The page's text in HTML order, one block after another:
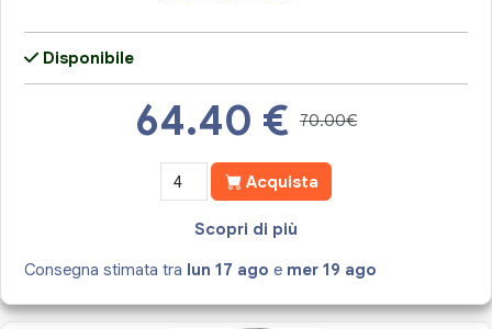
Disponibile
64.40 € 70.00€
Acquista
Scopri di più
Consegna stimata tra lun 17 ago e mer 19 ago